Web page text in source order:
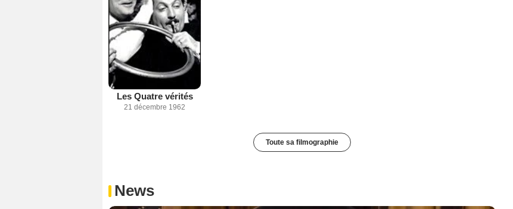
Les Quatre vérités
21 décembre 1962
Toute sa filmographie
News